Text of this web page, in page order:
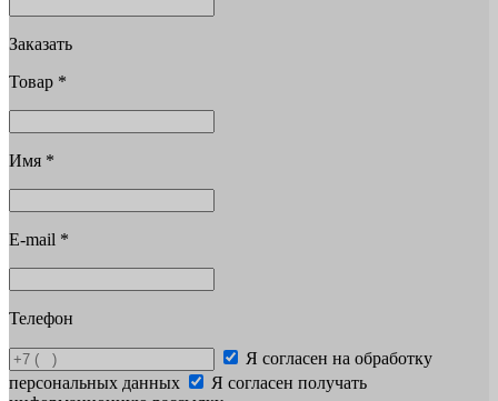
Заказать
Товар *
Имя *
E-mail *
Телефон
Я согласен на обработку
персональных данных
Я согласен получать